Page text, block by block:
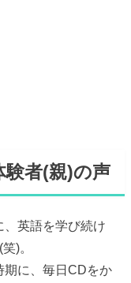
験者(親)の声
英語を学び続け
)。
期に、毎日CDをか